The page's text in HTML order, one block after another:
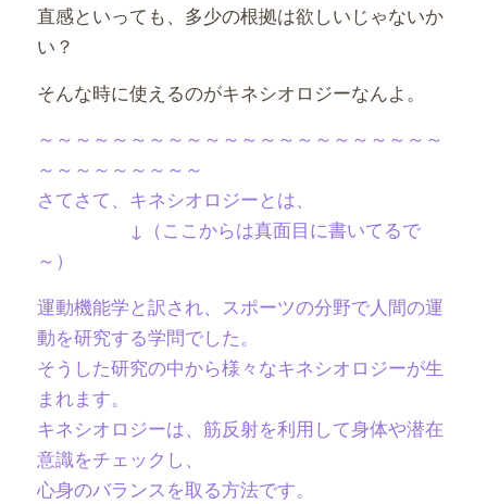
直感といっても、多少の根拠は欲しいじゃないか
い？
そんな時に使えるのがキネシオロジーなんよ。
～～～～～～～～～～～～～～～～～～～～～～
～～～～～～～～～
さてさて、キネシオロジーとは、
↓（ここからは真面目に書いてるで
～）
運動機能学と訳され、スポーツの分野で人間の運
動を研究する学問でした。
そうした研究の中から様々なキネシオロジーが生
まれます。
キネシオロジーは、筋反射を利用して身体や潜在
意識をチェックし、
心身のバランスを取る方法です。